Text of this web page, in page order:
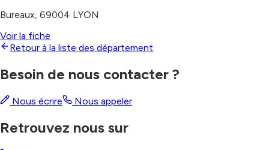
Bureaux, 69004 LYON
Voir la fiche
Retour à la liste des département
Besoin de nous contacter ?
Nous écrire Nous appeler
Retrouvez nous sur